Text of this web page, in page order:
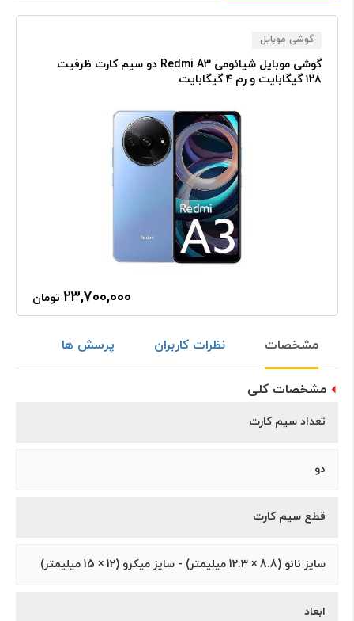
گوشی موبایل
گوشی موبایل شیائومی Redmi A۳ دو سیم کارت ظرفیت
۱۲۸ گیگابایت و رم ۴ گیگابایت
23,700,000 تومان
مشخصات نظرات کاربران پرسش ها
مشخصات کلی
تعداد سیم کارت
دو
قطع سیم کارت
سايز نانو (8.8 × 12.3 ميلیمتر) - سايز ميکرو (12 × 15 ميلیمتر)
ابعاد